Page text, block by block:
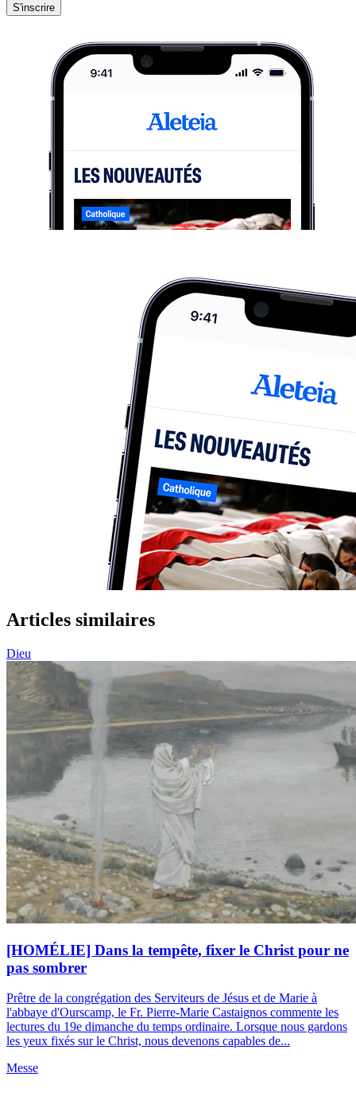
S'inscrire
Articles similaires
Dieu
[HOMÉLIE] Dans la tempête, fixer le Christ pour ne
pas sombrer
Prêtre de la congrégation des Serviteurs de Jésus et de Marie à
l'abbaye d'Ourscamp, le Fr. Pierre-Marie Castaignos commente les
lectures du 19e dimanche du temps ordinaire. Lorsque nous gardons
les yeux fixés sur le Christ, nous devenons capables de...
Messe